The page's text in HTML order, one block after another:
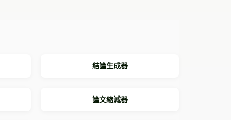
結論生成器
論文縮減器